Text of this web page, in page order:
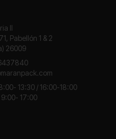
II
Pabellón 1 & 2
26009
13:30 / 16:00-18:00
17:00